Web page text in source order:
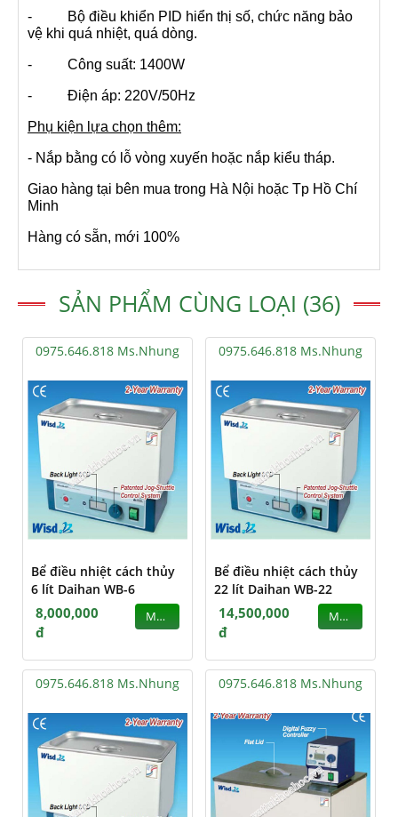
- Bộ điều khiển PID hiển thị số, chức năng bảo
vệ khi quá nhiệt, quá dòng.
- Công suất: 1400W
- Điện áp: 220V/50Hz
Phụ kiện lựa chọn thêm:
- Nắp bằng có lỗ vòng xuyến hoặc nắp kiểu tháp.
Giao hàng tại bên mua trong Hà Nội hoặc Tp Hồ Chí
Minh
Hàng có sẵn, mới 100%
SẢN PHẨM CÙNG LOẠI (36)
0975.646.818 Ms.Nhung
Bể điều nhiệt cách thủy
6 lít Daihan WB-6
8,000,000
đ
MUA
0975.646.818 Ms.Nhung
Bể điều nhiệt cách thủy
22 lít Daihan WB-22
14,500,000
đ
MUA
0975.646.818 Ms.Nhung 0975.646.818 Ms.Nhung